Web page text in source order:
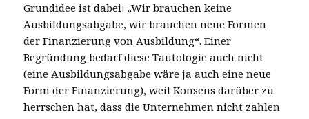
Grundidee ist dabei: „Wir brauchen keine
Ausbildungsabgabe, wir brauchen neue Formen
der Finanzierung von Ausbildung“. Einer
Begründung bedarf diese Tautologie auch nicht
(eine Ausbildungsabgabe wäre ja auch eine neue
Form der Finanzierung), weil Konsens darüber zu
herrschen hat, dass die Unternehmen nicht zahlen